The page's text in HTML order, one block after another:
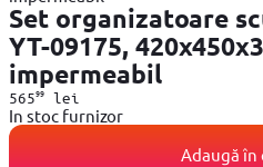
Set organizatoare
YT-09175,
impermeabil
56599lei
In stoc furnizor
Adaugă în